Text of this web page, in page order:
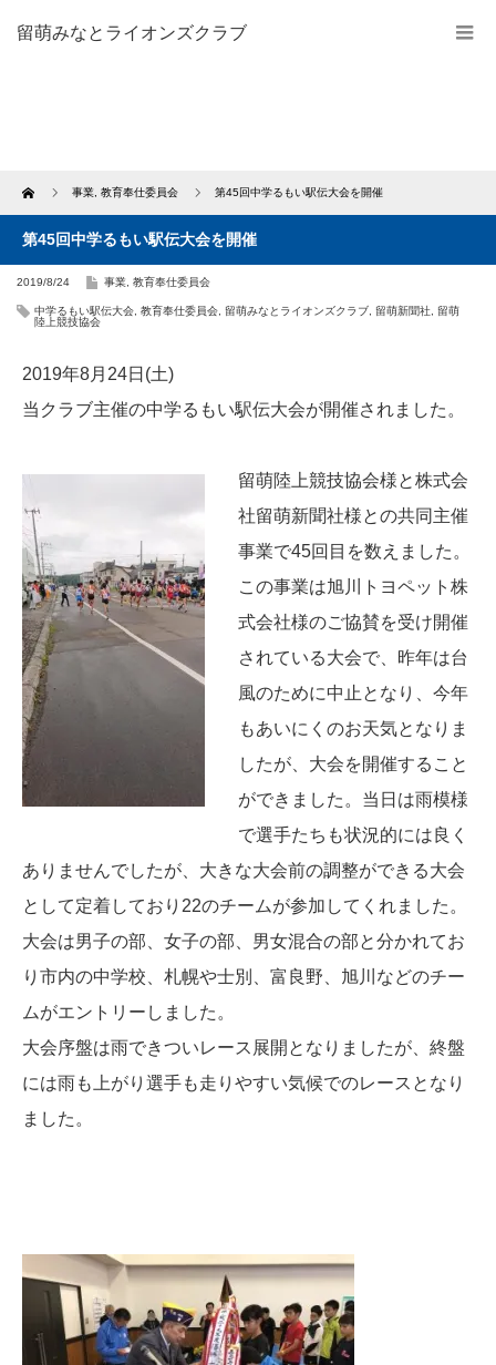
留萌みなとライオンズクラブ
Home 事業 教育奉仕委員会 第45回中学るもい駅伝大会を開催
第45回中学るもい駅伝大会を開催
2019/8/24 事業 教育奉仕委員会
中学るもい駅伝大会 教育奉仕委員会 留萌みなとライオンズクラブ 留萌新聞社 留萌
陸上競技協会
2019年8月24日(土)
当クラブ主催の中学るもい駅伝大会が開催されました。
留萌陸上競技協会様と株式会
社留萌新聞社様との共同主催
事業で45回目を数えました。
この事業は旭川トヨペット株
式会社様のご協賛を受け開催
されている大会で、昨年は台
風のために中止となり、今年
もあいにくのお天気となりま
したが、大会を開催すること
ができました。当日は雨模様
で選手たちも状況的には良く
ありませんでしたが、大きな大会前の調整ができる大会
として定着しており22のチームが参加してくれました。
大会は男子の部、女子の部、男女混合の部と分かれてお
り市内の中学校、札幌や士別、富良野、旭川などのチー
ムがエントリーしました。
大会序盤は雨できついレース展開となりましたが、終盤
には雨も上がり選手も走りやすい気候でのレースとなり
ました。